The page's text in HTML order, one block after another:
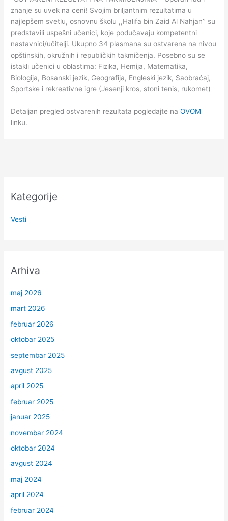
znanje su uvek na ceni! Svojim briljantnim rezultatima u
najlepšem svetlu, osnovnu školu ,,Halifa bin Zaid Al Nahjan’’ su
predstavili uspešni učenici, koje podučavaju kompetentni
nastavnici/učitelji. Ukupno 34 plasmana su ostvarena na nivou
opštinskih, okružnih i republičkih takmičenja. Posebno su se
istakli učenici u oblastima: Fizika, Hemija, Matematika,
Biologija, Bosanski jezik, Geografija, Engleski jezik, Saobraćaj,
Sportske i rekreativne igre (Jesenji kros, stoni tenis, rukomet)
Detaljan pregled ostvarenih rezultata pogledajte naOVOM
linku.
Kategorije
Vesti
Arhiva
maj 2026
mart 2026
februar 2026
oktobar 2025
septembar 2025
avgust 2025
april 2025
februar 2025
januar 2025
novembar 2024
oktobar 2024
avgust 2024
maj 2024
april 2024
februar 2024